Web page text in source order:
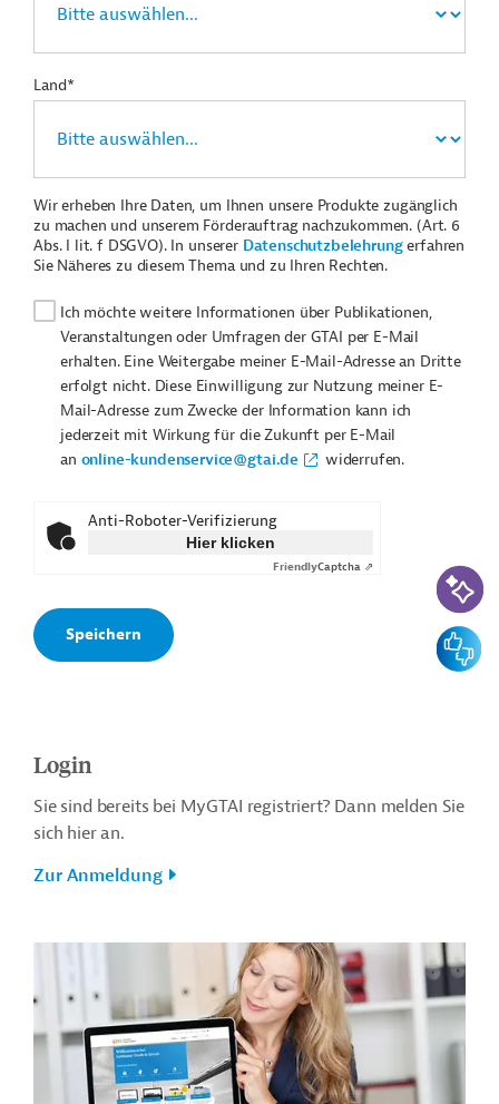
Land*
Wir erheben Ihre Daten, um Ihnen unsere Produkte zugänglich
zu machen und unserem Förderauftrag nachzukommen. (Art. 6
Abs. I lit. f DSGVO). In unserer Datenschutzbelehrungerfahren
Sie Näheres zu diesem Thema und zu Ihren Rechten.
Ich möchte weitere Informationen über Publikationen,
Veranstaltungen oder Umfragen der GTAI per E-Mail
erhalten. Eine Weitergabe meiner E-Mail-Adresse an Dritte
erfolgt nicht. Diese Einwilligung zur Nutzung meiner E-
Mail-Adresse zum Zwecke der Information kann ich
jederzeit mit Wirkung für die Zukunft per E-Mail
an online-kundenservice@gtai.de widerrufen.
Anti-Roboter-Verifizierung
Hier klicken
FriendlyCaptcha ⇗
Login
Sie sind bereits bei MyGTAI registriert? Dann melden Sie
sich hier an.
Zur Anmeldung
KI-